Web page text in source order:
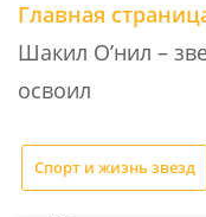
Главная
Шакил О’нил –
освоил
Спорт и жизнь звезд